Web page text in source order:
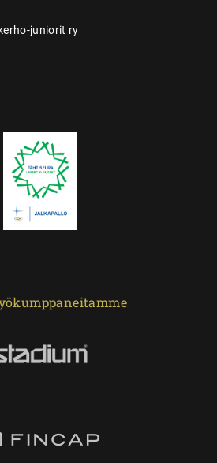
juniorit ry